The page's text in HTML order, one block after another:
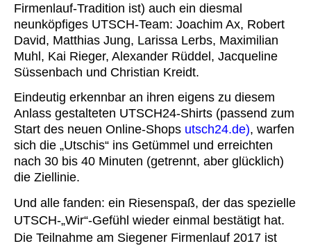
Firmenlauf-Tradition ist) auch ein diesmal
neunköpfiges UTSCH-Team: Joachim Ax, Robert
David, Matthias Jung, Larissa Lerbs, Maximilian
Muhl, Kai Rieger, Alexander Rüddel, Jacqueline
Süssenbach und Christian Kreidt.
Eindeutig erkennbar an ihren eigens zu diesem
Anlass gestalteten UTSCH24-Shirts (passend zum
Start des neuen Online-Shops utsch24.de), warfen
sich die „Utschis“ ins Getümmel und erreichten
nach 30 bis 40 Minuten (getrennt, aber glücklich)
die Ziellinie.
Und alle fanden: ein Riesenspaß, der das spezielle
UTSCH-„Wir“-Gefühl wieder einmal bestätigt hat.
Die Teilnahme am Siegener Firmenlauf 2017 ist